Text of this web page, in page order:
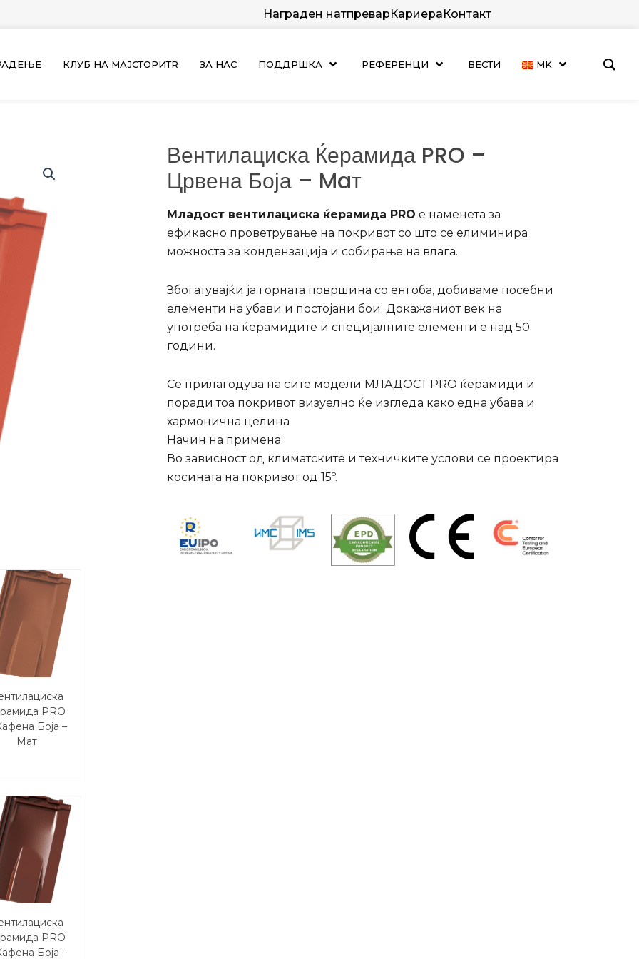
Награден натпреварКариераКонтакт
КЛУБ НА МАЈСТОРИТR ЗА НАС ПОДДРШКА РЕФЕРЕНЦИ ВЕСТИ MK
PRO
Боја –
Maт
PRO
Боја –
Вентилациска Ќерамида PRO –
Црвена Боја – Maт
Младост вентилациска ќерамида PRO е наменета за
ефикасно проветрување на покривот со што се елиминира
можноста за кондензација и собирање на влага.
Збогатувајќи ја горната површина со енгоба, добиваме посебни
елементи на убави и постојани бои. Докажаниот век на
употреба на ќерамидите и специјалните елементи е над 50
години.
Се прилагодува на сите модели MЛАДОСТ PRO ќерамиди и
поради тоа покривот визуелно ќе изгледа како една убава и
хармонична целина
Начин на примена:
Во зависност од климатските и техничките услови се проектира
косината на покривотод 15º.